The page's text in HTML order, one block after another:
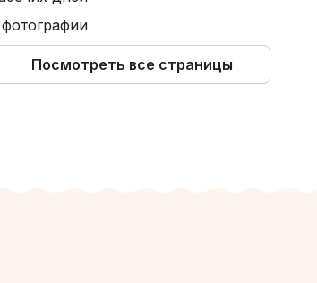
Посмотреть все страницы